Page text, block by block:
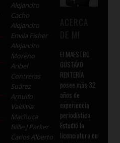
Alejandro
Cacho
Alejandro
Envila Fisher
Alejandro
Moreno
Aribel
Contreras
Suárez
Arnulfo
Valdivia
Machuca
Billie J Parker
Carlos Alberto
El MAESTRO
GUSTAVO
RENTERÍA
posee más 32
años de
experiencia
periodística.
Estudió la
licenciatura en